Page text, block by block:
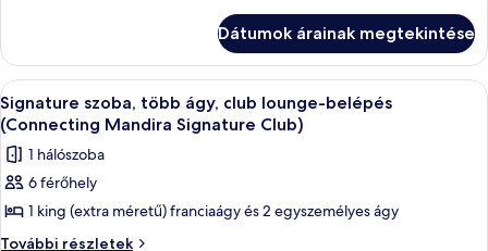
ágy,
club
lounge-
belépés
(Connecting
Mandira
Club
club
lounge-
belépés
(Connecting
Mandira
Club
Cottage)
részletei
Dátumok árainak megtekintése
A
következő
szoba
összes
képének
megtekintése:
Signature
Egy modern szállodai szoba,
7
Signature szoba, több ágy, club lounge-belépés
(Connecting Mandira Signature Club)
1 hálószoba
6 férőhely
1 king (extra méretű) franciaágy és 2 egyszemélyes ágy
További részletek
Signature